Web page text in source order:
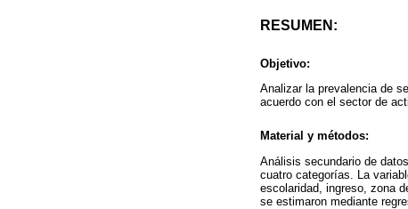
RESUMEN:
Objetivo:
Analizar la prevalencia de
acuerdo con el sector de
Material y métodos:
Análisis secundario de
cuatro categorías. La
escolaridad, ingreso, zona
se estimaron mediante